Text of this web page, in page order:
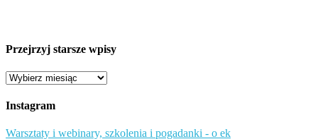
Przejrzyj starsze wpisy
Przejrzyj
wpisy
Instagram
Warsztaty i webinary, szkolenia i pogadanki - o ek